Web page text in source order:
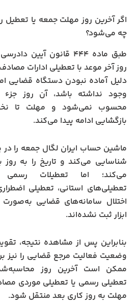
اگر آخرین روز مهلت جمعه یا
چه می‌شود؟
طبق ماده ۴۴۴ قانون آیین
روز آخر موعد با تعطیلی ادارات
دلیل آماده نبودن دستگاه قضایی
وجود نداشته باشد، آن روز جزء
محسوب نمی‌شود و مهلت تا
بازگشایی ادامه پیدا می‌کند.
ماشین حساب ایران لگال جمعه را در
شناسایی می‌کند و تاریخ را به روز
می‌کند؛ اما تعطیلات رسمی
تعطیلی‌های استانی، تعطیلی
اختلال سامانه‌های قضایی به‌صورت
ابزار ثبت نشده‌اند.
بنابراین پس از مشاهده نتیجه،
وضعیت فعالیت مرجع قضایی را نیز
ممکن است آخرین روز
تعطیلی رسمی یا تعطیلی موردی
مهلت به روز کاری بعد منتقل شود.